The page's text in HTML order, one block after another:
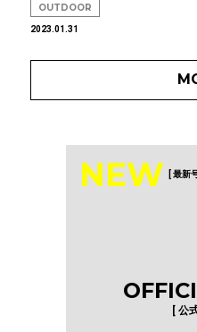
OUTDOOR
2023.01.31
NEW [ 最新
[ 公